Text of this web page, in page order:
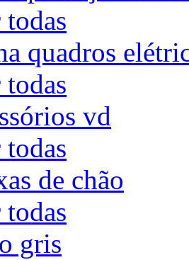
todas
quadros
todas
vd
todas
de chão
todas
gris